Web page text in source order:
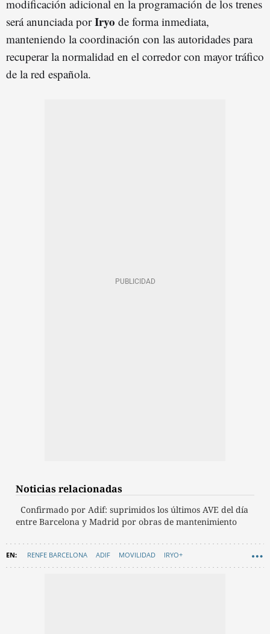
modificación adicional en la programación de los trenes
será anunciada porIryo de forma inmediata,
manteniendo la coordinación con las autoridades para
recuperar la normalidad en el corredor con mayor tráfico
de la red española.
Noticias relacionadas
Confirmado por Adif: suprimidos los últimos AVE del día
entre Barcelona y Madrid por obras de mantenimiento
RENFE BARCELONA ADIF MOVILIDAD IRYO+